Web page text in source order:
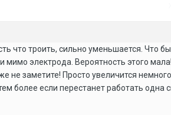
что троить, сильно уменьшается. Что
электрода. Вероятность этого
не заметите! Просто увеличится
более если перестанет работать одна